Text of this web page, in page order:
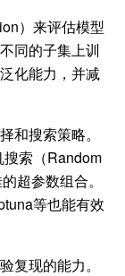
）来评估模型
同的子集上训
化能力，并减
和搜索策略。
索（Random
超参数组合。
等也能有效
复现的能力。